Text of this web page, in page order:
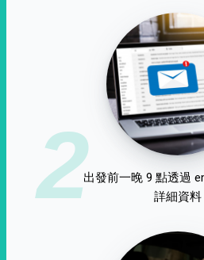
2出發前一晚 9 點透過
詳細資料